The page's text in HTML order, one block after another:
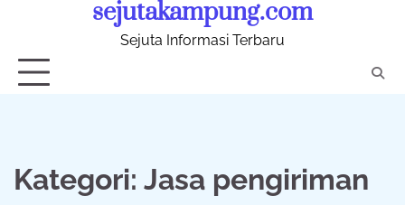
sejutakampung.com
Sejuta Informasi Terbaru
Kategori: Jasa pengiriman